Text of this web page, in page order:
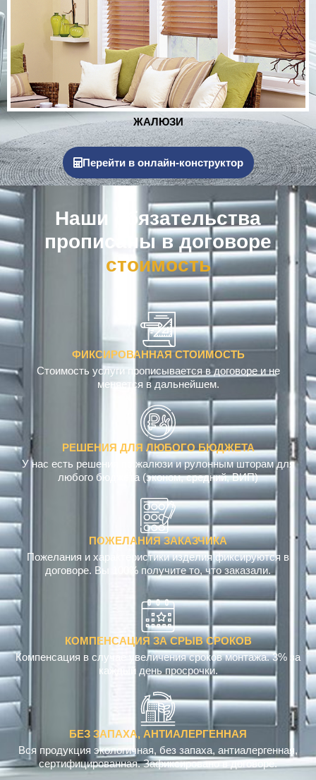
РОЛЬСТАВНИ
Перейти в онлайн-конструктор
Наши обязательства
прописаны в договоре
компен
ФИКСИРОВАННАЯ СТОИМОСТЬ
Стоимость услуги прописывается в договоре и не
меняется в дальнейшем.
РЕШЕНИЯ ДЛЯ ЛЮБОГО БЮДЖЕТА
У нас есть решения по жалюзи и рулонным шторам для
любого бюджета (эконом, средний, ВИП)
ПОЖЕЛАНИЯ ЗАКАЗЧИКА
Пожелания и характеристики изделия фиксируются в
договоре. Вы 100% получите то, что заказали.
КОМПЕНСАЦИЯ ЗА СРЫВ СРОКОВ
Компенсация в случае увеличения сроков монтажа. 3% за
каждый день просрочки.
БЕЗ ЗАПАХА, АНТИАЛЕРГЕННАЯ
Вся продукция экологичная, без запаха, антиалергенная,
сертифицированная. Зафиксировано в договоре.